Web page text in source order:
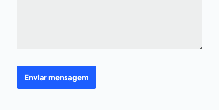
Enviar mensagem